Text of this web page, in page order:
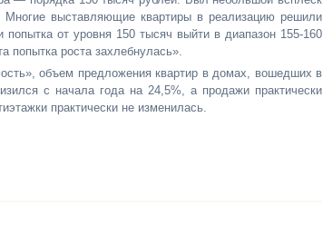
выставляющие квартиры в реализацию решили
от уровня 150 тысяч выйти в диапазон 155-160
попытка роста захлебнулась».
объем предложения квартир в домах, вошедших в
с начала года на 24,5%, а продажи практически
практически не изменилась.